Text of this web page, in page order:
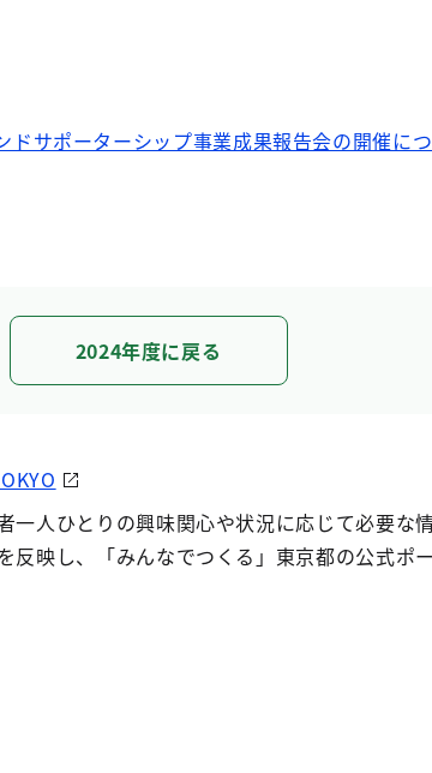
サポーターシップ事業成果報告会の開催に
2024年度に戻る
一人ひとりの興味関心や状況に応じて必要な
反映し、「みんなでつくる」東京都の公式ポ